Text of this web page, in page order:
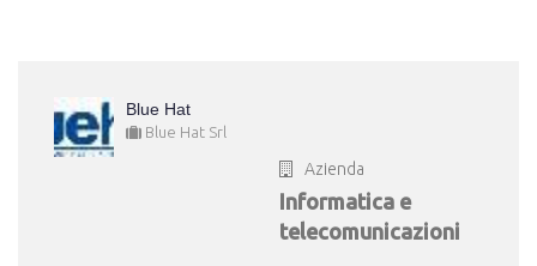
Blue Hat
Blue Hat Srl
Azienda
Informatica e
telecomunicazioni